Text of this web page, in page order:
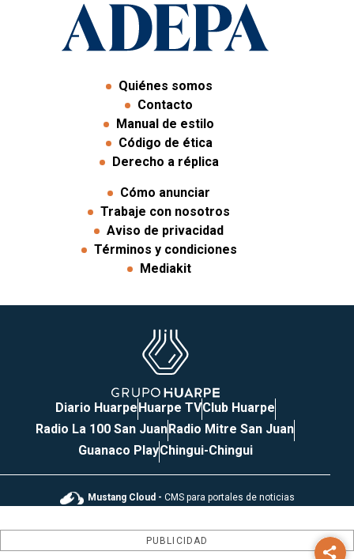
Quiénes somos
Contacto
Manual de estilo
Código de ética
Derecho a réplica
Cómo anunciar
Trabaje con nosotros
Aviso de privacidad
Términos y condiciones
Mediakit
Diario HuarpeHuarpe TVClub Huarpe
Radio La 100 San JuanRadio Mitre San Juan
Guanaco PlayChingui-Chingui
Mustang Cloud - CMS para portales de noticias
PUBLICIDAD